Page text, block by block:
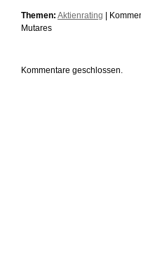
Themen: Aktienrating
Mutares
Kommentare geschlossen.